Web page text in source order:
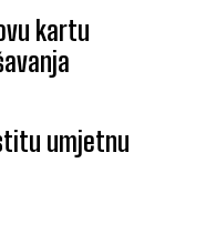
kartu
umjetnu